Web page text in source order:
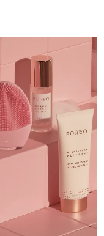
8/14/26
預計送達日期
預計送達日期 8/10/26
預計送達日期 8/10/26
8/10/26
8/13/26
預計送達日期 8/13/26